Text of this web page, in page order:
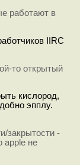
работают в
IIRC
то открытый
кислород,
эпплу.
закрытости -
apple не